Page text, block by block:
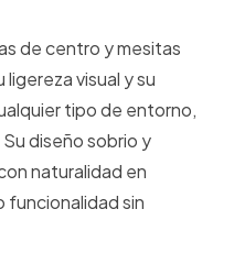
de centro y mesitas
visual y su
tipo de entorno,
diseño sobrio y
naturalidad en
sin